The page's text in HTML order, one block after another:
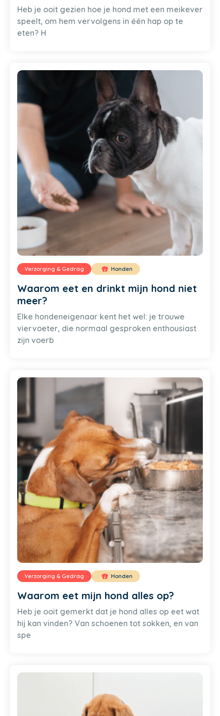
Heb je ooit gezien hoe je hond met een meikever
speelt, om hem vervolgens in één hap op te
eten? H
Verzorging & Gedrag Honden
Waarom eet en drinkt mijn hond niet
meer?
Elke hondeneigenaar kent het wel: je trouwe
viervoeter, die normaal gesproken enthousiast
zijn voerb
Verzorging & Gedrag Honden
Waarom eet mijn hond alles op?
Heb je ooit gemerkt dat je hond alles op eet wat
hij kan vinden? Van schoenen tot sokken, en van
spe